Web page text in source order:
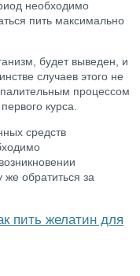
необходимо
пить максимально
будет выведен, и
случаев этого не
процессом
курса.
средств
обратиться за
пить желатин для